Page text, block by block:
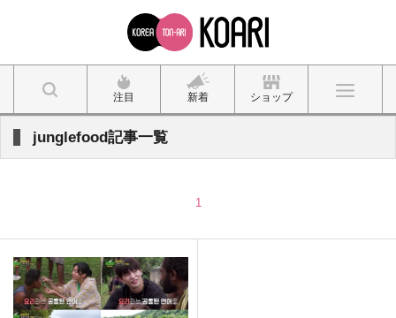
注目 新着 ショップ
junglefood記事一覧
1